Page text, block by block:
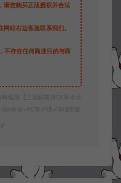
请您购买正版授权并合法
站右边客服联系我们。
不存在任何商业目的与商
略端游【三国群英传OL军令天
命令+PC客户端+详细搭建